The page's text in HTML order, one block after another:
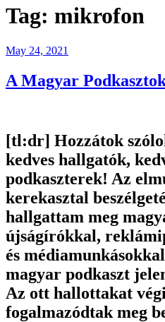
Tag: mikrofon
Posted
May 24, 2021
A Magyar
[tl:dr] Hozzátok
kedves hallgatók,
podkaszterek! Az
kerekasztal
hallgattam meg
újságírókkal,
és
magyar podkaszt
Az ott hallottakat
fogalmazódtak meg